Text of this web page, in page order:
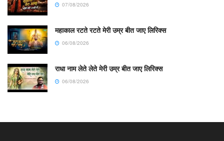
07/08/2026
महाकाल रटते रटते मेरी उम्र बीत जाए लिरिक्स
06/08/2026
राधा नाम लेते लेते मेरी उम्र बीत जाए लिरिक्स
06/08/2026